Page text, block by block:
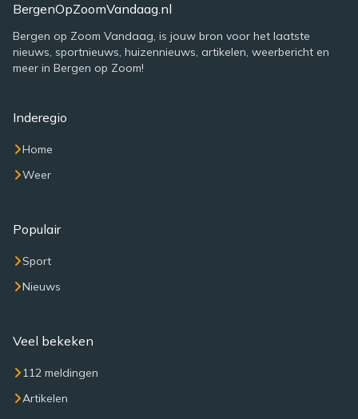
BergenOpZoomVandaag.nl
Bergen op Zoom Vandaag, is jouw bron voor het laatste
nieuws, sportnieuws, huizennieuws, artikelen, weerbericht en
meer in Bergen op Zoom!
Inderegio
Home
Weer
Populair
Sport
Nieuws
Veel bekeken
112 meldingen
Artikelen